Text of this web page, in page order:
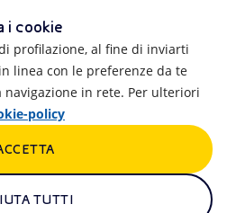
Calendario
Intelligenza artificiale
Truffe e Phishing
i cookie
profilazione, al fine di inviarti
linea con le preferenze da te
in rete. Per ulteriori
policy
TUTTI